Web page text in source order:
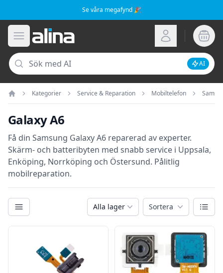
Se våra megafynd 🎉
Öppna meny
Alina.se Logga in
Sök
AI
Hem
Kategorier Service & Reparation Mobiltelefon
Galaxy A6
Få din Samsung Galaxy A6 reparerad av experter.
Skärm- och batteribyten med snabb service i Uppsala,
Enköping, Norrköping och Östersund. Pålitlig
mobilreparation.
Kategorier Alla lager Sortera Växla
Filter
Produkter